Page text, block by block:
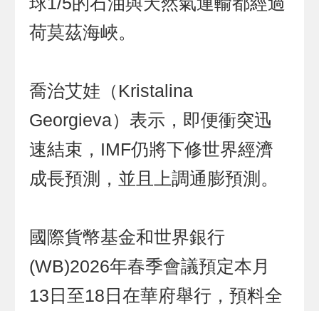
荷莫茲海峽。
喬治艾娃（Kristalina
Georgieva）表示，即便衝突迅
速結束，IMF仍將下修世界經濟
成長預測，並且上調通膨預測。
國際貨幣基金和世界銀行
(WB)2026年春季會議預定本月
13日至18日在華府舉行，預料全